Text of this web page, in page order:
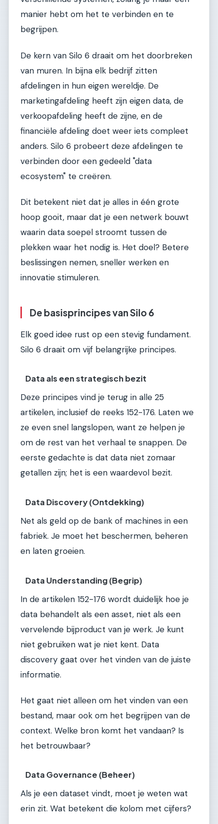
manier hebt om het te verbinden en te
begrijpen.
De kern van Silo 6 draait om het doorbreken
van muren. In bijna elk bedrijf zitten
afdelingen in hun eigen wereldje. De
marketingafdeling heeft zijn eigen data, de
verkoopafdeling heeft de zijne, en de
financiële afdeling doet weer iets compleet
anders. Silo 6 probeert deze afdelingen te
verbinden door een gedeeld "data
ecosystem" te creëren.
Dit betekent niet dat je alles in één grote
hoop gooit, maar dat je een netwerk bouwt
waarin data soepel stroomt tussen de
plekken waar het nodig is. Het doel? Betere
beslissingen nemen, sneller werken en
innovatie stimuleren.
De basisprincipes van Silo 6
Elk goed idee rust op een stevig fundament.
Silo 6 draait om vijf belangrijke principes.
Data als een strategisch bezit
Deze principes vind je terug in alle 25
artikelen, inclusief de reeks 152-176. Laten we
ze even snel langslopen, want ze helpen je
om de rest van het verhaal te snappen. De
eerste gedachte is dat data niet zomaar
getallen zijn; het is een waardevol bezit.
Data Discovery (Ontdekking)
Net als geld op de bank of machines in een
fabriek. Je moet het beschermen, beheren
en laten groeien.
Data Understanding (Begrip)
In de artikelen 152-176 wordt duidelijk hoe je
data behandelt als een asset, niet als een
vervelende bijproduct van je werk. Je kunt
niet gebruiken wat je niet kent. Data
discovery gaat over het vinden van de juiste
informatie.
Het gaat niet alleen om het vinden van een
bestand, maar ook om het begrijpen van de
context. Welke bron komt het vandaan? Is
het betrouwbaar?
Data Governance (Beheer)
Als je een dataset vindt, moet je weten wat
erin zit. Wat betekent die kolom met cijfers?